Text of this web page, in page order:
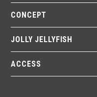
CONCEPT
JOLLY JELLYFISH
ACCESS